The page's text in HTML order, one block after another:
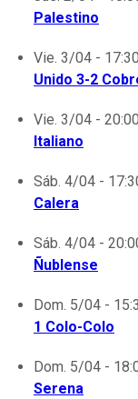
Palestino
Vie. 3/04 -
Unido 3-2
Vie. 3/04 -
Italiano
Sáb. 4/04 -
Calera
Sáb. 4/04 -
Ñublense
Dom. 5/04 -
1 Colo-Colo
Dom. 5/04 -
Serena